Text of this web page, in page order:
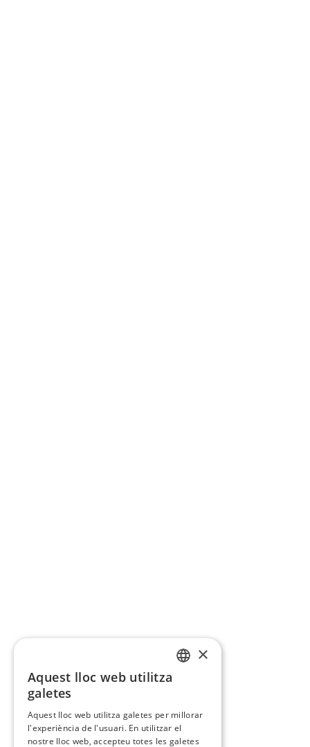
×
Aquest lloc web utilitza
galetes
Aquest lloc web utilitza galetes per millorar
l'experiència de l'usuari. En utilitzar el
nostre lloc web, accepteu totes les galetes